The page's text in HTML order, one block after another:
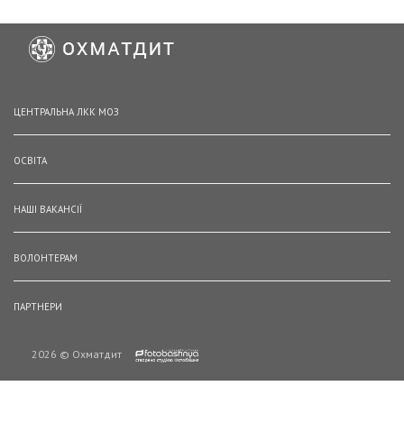
ЦЕНТРАЛЬНА ЛКК МОЗ
ОСВІТА
НАШІ ВАКАНСІЇ
ВОЛОНТЕРАМ
ПАРТНЕРИ
2026 © Охматдит